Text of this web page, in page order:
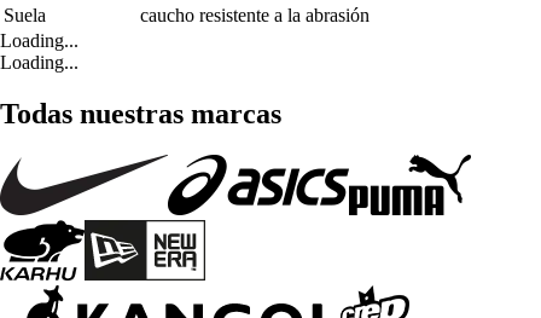
Suela
caucho resistente a la abrasión
Loading...
Loading...
Todas nuestras marcas